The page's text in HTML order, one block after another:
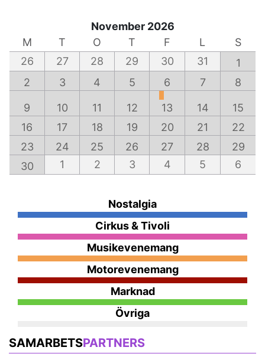
November 2026
M
T O T F L
S
26
27 28 29 30 31
1
2
3 4 5 6 7 8
9 10 11 12 13 14
15
16
17 18 19 20 21
22
23
24 25 26 27 28
29
30
1 2 3 4 5 6
Nostalgia
Cirkus & Tivoli
Musikevenemang
Motorevenemang
Marknad
Övriga
SAMARBETSPARTNERS